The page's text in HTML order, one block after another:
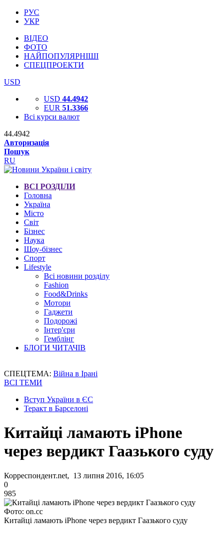
РУС
УКР
ВІДЕО
ФОТО
НАЙПОПУЛЯРНІШІ
СПЕЦПРОЕКТИ
USD
USD 44.4942
EUR 51.3366
Всі курси валют
44.4942
Авторизація
Пошук
RU
ВСІ РОЗДІЛИ
Головна
Україна
Місто
Світ
Бізнес
Наука
Шоу-бізнес
Спорт
Lifestyle
Всі новини розділу
Fashion
Food&Drinks
Мотори
Гаджети
Подорожі
Інтер'єри
Гемблінг
БЛОГИ ЧИТАЧІВ
СПЕЦТЕМА: Війна в Ірані
ВСІ ТЕМИ
Вступ України в ЄС
Теракт в Барселоні
Китайці ламають iPhone
через вердикт Гаазького суду
Корреспондент.net, 13 липня 2016, 16:05
0
985
Фото: on.cc
Китайці ламають iPhone через вердикт Гаазького суду